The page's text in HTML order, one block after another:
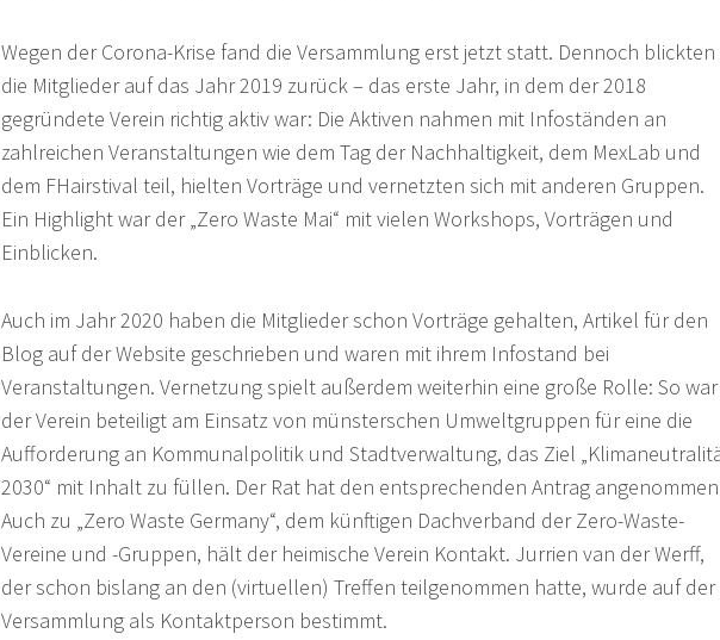
Wegen der Corona-Krise fand die Versammlung erst jetzt statt. Dennoch blickten
die Mitglieder auf das Jahr 2019 zurück – das erste Jahr, in dem der 2018
gegründete Verein richtig aktiv war: Die Aktiven nahmen mit Infoständen an
zahlreichen Veranstaltungen wie dem Tag der Nachhaltigkeit, dem MexLab und
dem FHairstival teil, hielten Vorträge und vernetzten sich mit anderen Gruppen.
Ein Highlight war der „Zero Waste Mai“ mit vielen Workshops, Vorträgen und
Einblicken.
Auch im Jahr 2020 haben die Mitglieder schon Vorträge gehalten, Artikel für den
Blog auf der Website geschrieben und waren mit ihrem Infostand bei
Veranstaltungen. Vernetzung spielt außerdem weiterhin eine große Rolle: So war
der Verein beteiligt am Einsatz von münsterschen Umweltgruppen für eine die
Aufforderung an Kommunalpolitik und Stadtverwaltung, das Ziel
2030“ mit Inhalt zu füllen. Der Rat hat den entsprechenden Antrag
Auch zu „Zero Waste Germany“, dem künftigen Dachverband der Zero-Waste-
Vereine und -Gruppen, hält der heimische Verein Kontakt. Jurrien van der Werff,
der schon bislang an den (virtuellen) Treffen teilgenommen hatte, wurde auf der
Versammlung als Kontaktperson bestimmt.